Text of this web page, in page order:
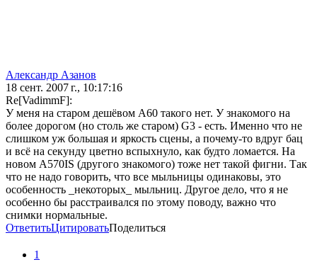
Александр Азанов
18 сент. 2007 г., 10:17:16
Re[VadimmF]:
У меня на старом дешёвом A60 такого нет. У знакомого на
более дорогом (но столь же старом) G3 - есть. Именно что не
слишком уж большая и яркость сцены, а почему-то вдруг бац
и всё на секунду цветно вспыхнуло, как будто ломается. На
новом A570IS (другого знакомого) тоже нет такой фигни. Так
что не надо говорить, что все мыльницы одинаковы, это
особенность _некоторых_ мыльниц. Другое дело, что я не
особенно бы расстраивался по этому поводу, важно что
снимки нормальные.
ОтветитьЦитироватьПоделиться
1